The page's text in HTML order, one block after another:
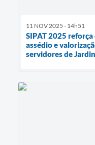
11 NOV 2025 - 14h51
SIPAT 2025
assédio e
servidores de